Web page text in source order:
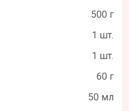
500 г
1 шт.
1 шт.
60 г
50 мл